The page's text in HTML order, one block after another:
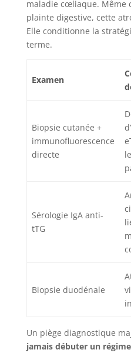
maladie cœliaque. Même
plainte digestive, cette
Elle conditionne la
terme.
Examen
Biopsie cutanée +
immunofluorescence
directe
Sérologie IgA anti-
tTG
Biopsie duodénale
Un piège diagnostique
jamais débuter un